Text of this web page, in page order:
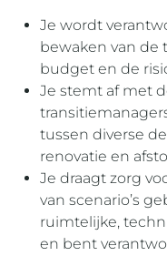
Je wordt
bewaken van de
budget en de
Je stemt af met
tussen diverse
renovatie en
Je draagt zorg
van scenario’s
ruimtelijke,
en bent